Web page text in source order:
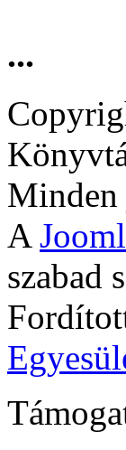
...
Minden
A
szabad